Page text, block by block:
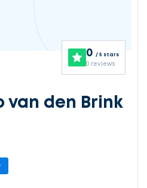
0 / 5 stars
0 reviews
van den Brink